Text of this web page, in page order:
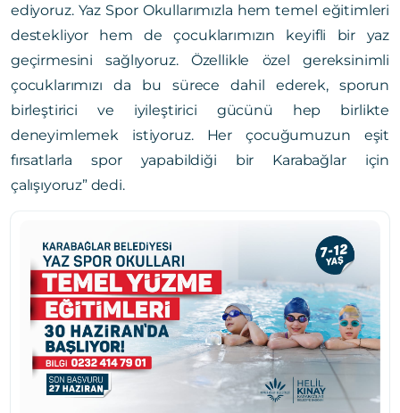
ediyoruz. Yaz Spor Okullarımızla hem temel eğitimleri
destekliyor hem de çocuklarımızın keyifli bir yaz
geçirmesini sağlıyoruz. Özellikle özel gereksinimli
çocuklarımızı da bu sürece dahil ederek, sporun
birleştirici ve iyileştirici gücünü hep birlikte
deneyimlemek istiyoruz. Her çocuğumuzun eşit
fırsatlarla spor yapabildiği bir Karabağlar için
çalışıyoruz” dedi.